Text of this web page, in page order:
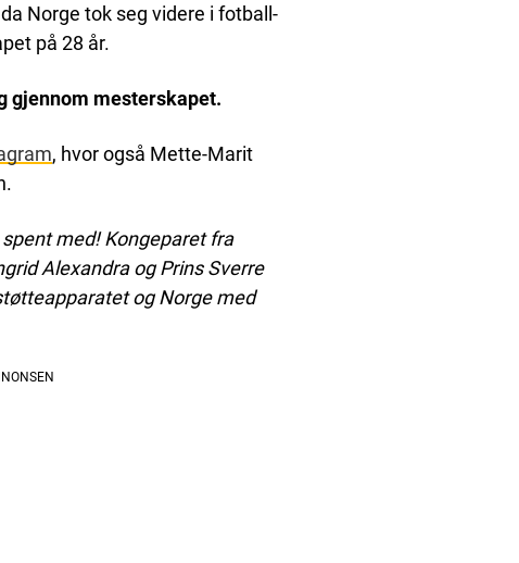
Norge tok seg videre i fotball-
på 28 år.
gjennom mesterskapet.
, hvor også Mette-Marit
med! Kongeparet fra
Alexandra og Prins Sverre
og Norge med